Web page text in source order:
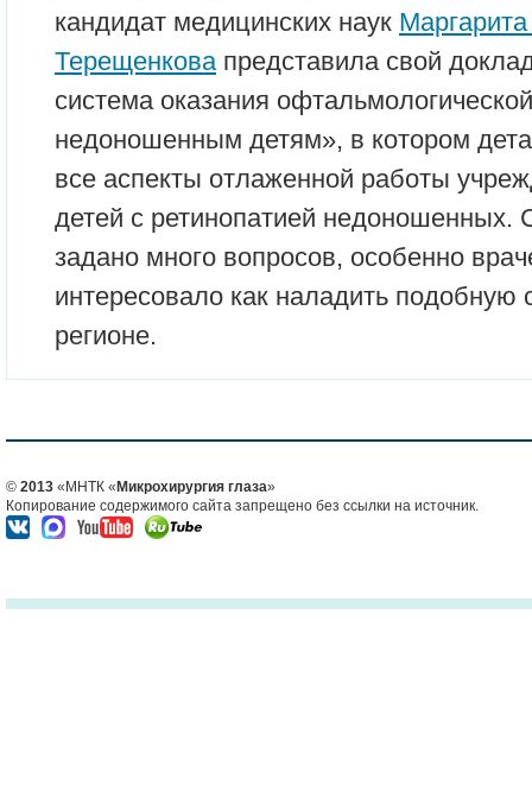
кандидат медицинских наук
Терещенковапредставила свой
система оказания
недоношенным детям», в котором
все аспекты отлаженной работы
детей с ретинопатией
задано много вопросов, особенно
интересовало как наладить подобную
регионе.
© 2013 «МНТК « Микрохирургия глаза»
Копирование содержимого сайта запрещено без ссылки на источник.